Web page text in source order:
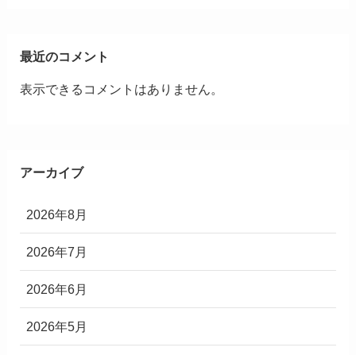
最近のコメント
表示できるコメントはありません。
アーカイブ
2026年8月
2026年7月
2026年6月
2026年5月